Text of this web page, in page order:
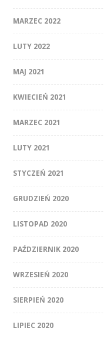
MARZEC 2022
LUTY 2022
MAJ 2021
KWIECIEŃ 2021
MARZEC 2021
LUTY 2021
STYCZEŃ 2021
GRUDZIEŃ 2020
LISTOPAD 2020
PAŹDZIERNIK 2020
WRZESIEŃ 2020
SIERPIEŃ 2020
LIPIEC 2020